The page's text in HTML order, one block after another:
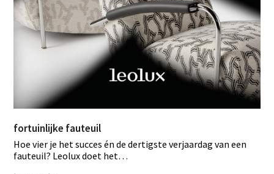
fortuinlijke fauteuil
Hoe vier je het succes én de dertigste verjaardag van een
fauteuil? Leolux doet het…